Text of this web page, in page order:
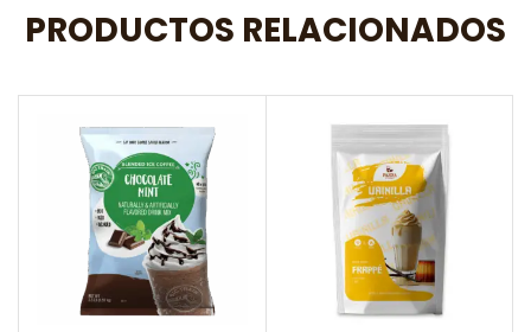
PRODUCTOS RELACIONADOS